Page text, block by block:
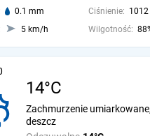
0.1 mm Ciśnienie: 1012
5 km/h Wilgotność:
14°C
Zachmurzenie
deszcz